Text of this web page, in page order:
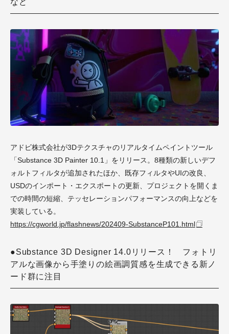
など
アドビ株式会社が3Dテクスチャのリアルタイムペイントツール
「Substance 3D Painter 10.1」をリリース。8種類の新しいデフ
ォルトフィルタが追加されたほか、既存フィルタやUIの改良、
USDのインポート・エクスポートの更新、プロジェクトを開くま
での時間の短縮、テッセレーションパフォーマンスの向上などを
実装している。
https://cgworld.jp/flashnews/202409-SubstanceP101.html
●Substance 3D Designer 14.0リリース！ フォトリ
アルな画像から手塗りの絵画調質感を生成できる新ノ
ード群に注目